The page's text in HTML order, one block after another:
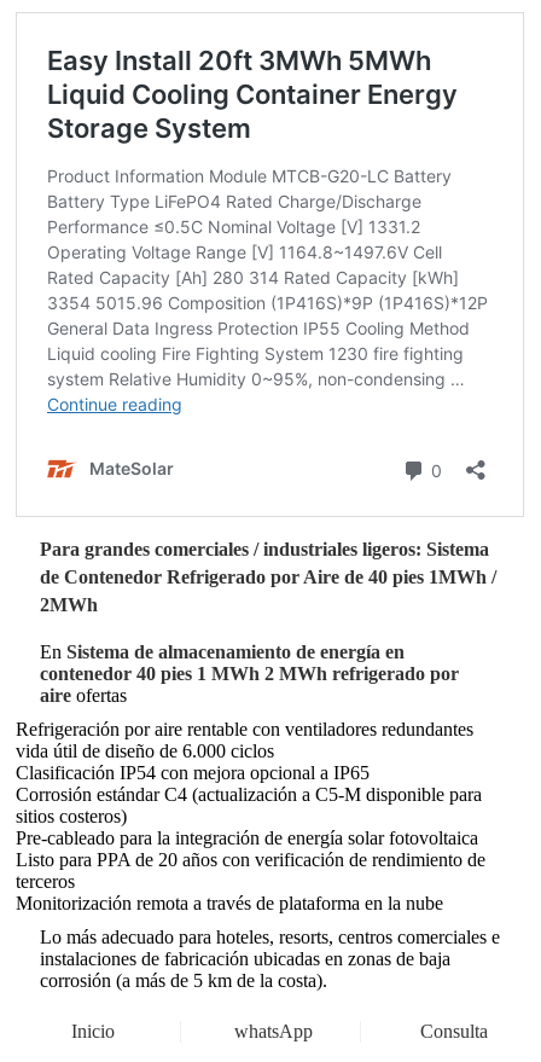
Para grandes comerciales / industriales ligeros: Sistema
de Contenedor Refrigerado por Aire de 40 pies 1MWh /
2MWh
EnSistema de almacenamiento de energía en
contenedor 40 pies 1 MWh 2 MWh refrigerado por
aire ofertas
Refrigeración por aire rentable con ventiladores redundantes
vida útil de diseño de 6.000 ciclos
Clasificación IP54 con mejora opcional a IP65
Corrosión estándar C4 (actualización a C5-M disponible para
sitios costeros)
Pre-cableado para la integración de energía solar fotovoltaica
Listo para PPA de 20 años con verificación de rendimiento de
terceros
Monitorización remota a través de plataforma en la nube
Lo más adecuado para hoteles, resorts, centros comerciales e
instalaciones de fabricación ubicadas en zonas de baja
corrosión (a más de 5 km de la costa).
Inicio whatsApp Consulta